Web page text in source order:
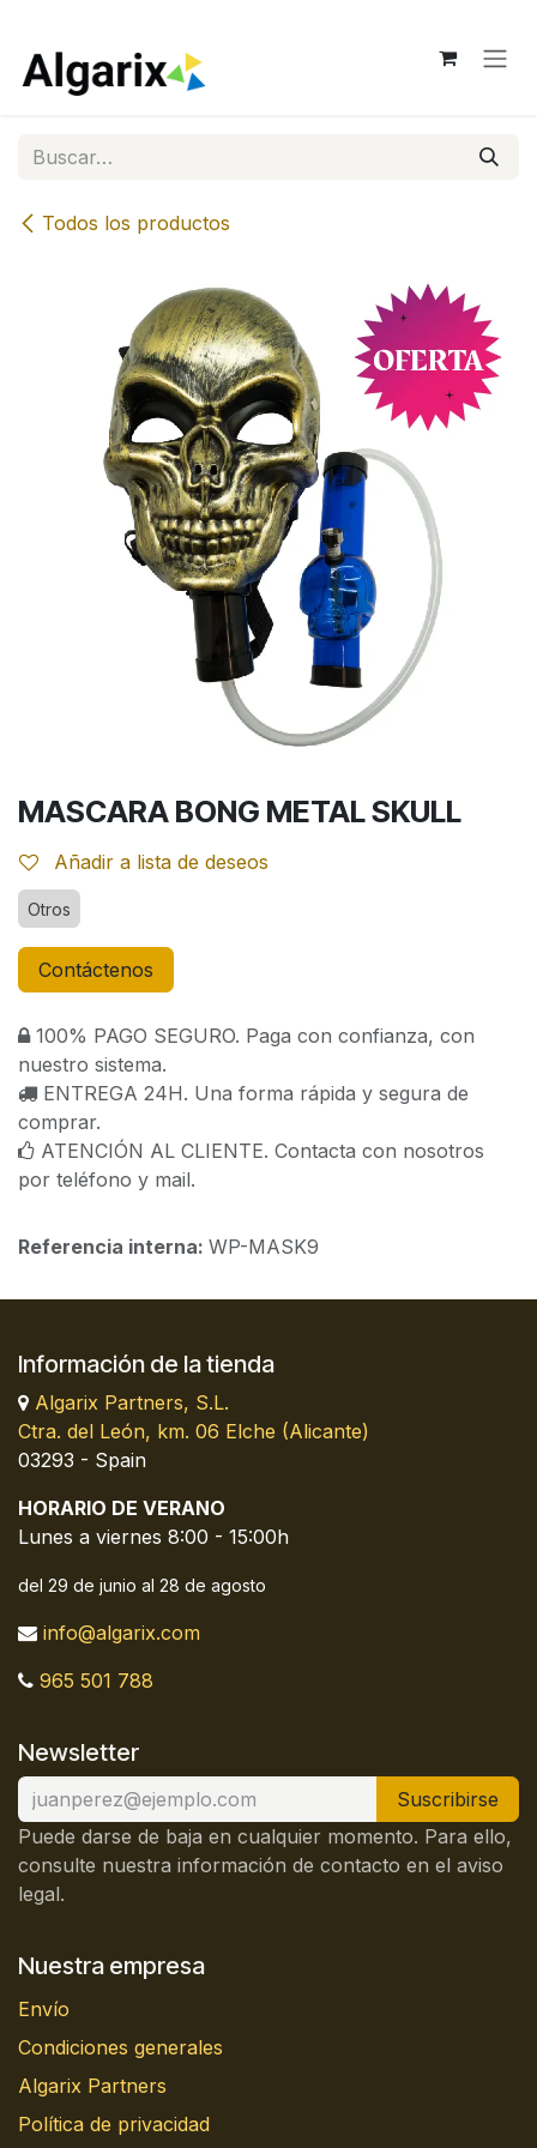
Todos los productos
MASCARA BONG METAL SKULL
Añadir a lista de deseos
Otros
Contáctenos
100% PAGO SEGURO. Paga con confianza, con
nuestro sistema.
ENTREGA 24H. Una forma rápida y segura de
comprar.
ATENCIÓN AL CLIENTE. Contacta con nosotros
por teléfono y mail.
Referencia interna: WP-MASK9
Información de la tienda
Algarix Partners, S.L.
Ctra. del León, km. 06 Elche (Alicante)
03293 - Spain
HORARIO DE VERANO
Lunes a viernes 8:00 - 15:00h
del 29 de junio al 28 de agosto
info@algarix.com
965 501 788
Newsletter
Suscribirse
Puede darse de baja en cualquier momento. Para ello,
consulte nuestra información de contacto en el aviso
legal.
Nuestra empresa
Envío
Condiciones generales
Algarix Partners
Política de privacidad